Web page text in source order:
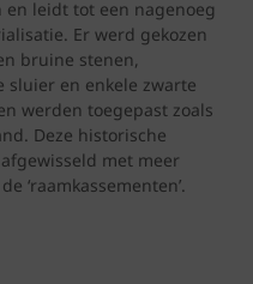
leidt tot een nagenoeg
Er werd gekozen
bruine stenen,
en enkele zwarte
werden toegepast zoals
Deze historische
met meer
‘raamkassementen’.